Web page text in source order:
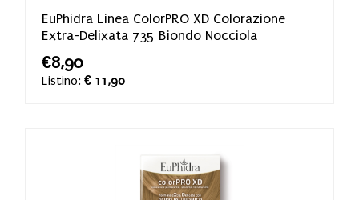
EuPhidra Linea ColorPRO XD Colorazione
Extra-Delixata 735 Biondo Nocciola
€8,90
Listino: € 11,90